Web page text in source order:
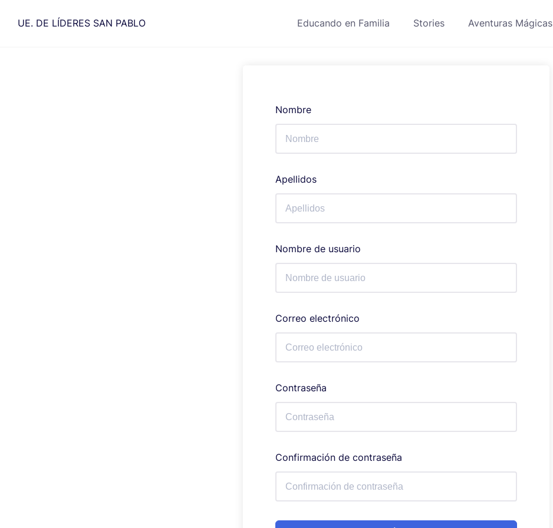
UE. DE LÍDERES SAN PABLO Educando en Familia Stories Aventuras Mágicas
Nombre
Apellidos
Nombre de usuario
Correo electrónico
Contraseña
Confirmación de contraseña